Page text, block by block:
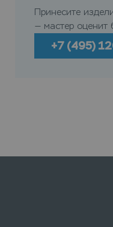
Принесите
— мастер оценит
+7 (495)